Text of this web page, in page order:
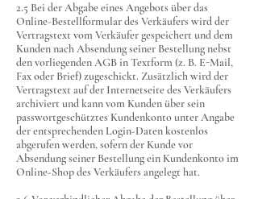
2.5 Bei der Abgabe eines Angebots über das
Online-Bestellformular des Verkäufers wird der
Vertragstext vom Verkäufer gespeichert und dem
Kunden nach Absendung seiner Bestellung nebst
den vorliegenden AGB in Textform (z. B. E-Mail,
Fax oder Brief) zugeschickt. Zusätzlich wird der
Vertragstext auf der Internetseite des Verkäufers
archiviert und kann vom Kunden über sein
passwortgeschütztes Kundenkonto unter Angabe
der entsprechenden Login-Daten kostenlos
abgerufen werden, sofern der Kunde vor
Absendung seiner Bestellung ein Kundenkonto im
Online-Shop des Verkäufers angelegt hat.